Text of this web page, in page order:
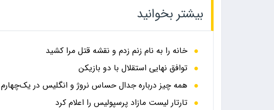
بیشتر بخوانید
خانه را به نام زنم زدم و نقشه قتل مرا کشید
توافق نهایی استقلال با دو بازیکن
همه چیز درباره جدال حساس نروژ و انگلیس در یک‌چهارم
تارتار لیست مازاد پرسپولیس را اعلام کرد